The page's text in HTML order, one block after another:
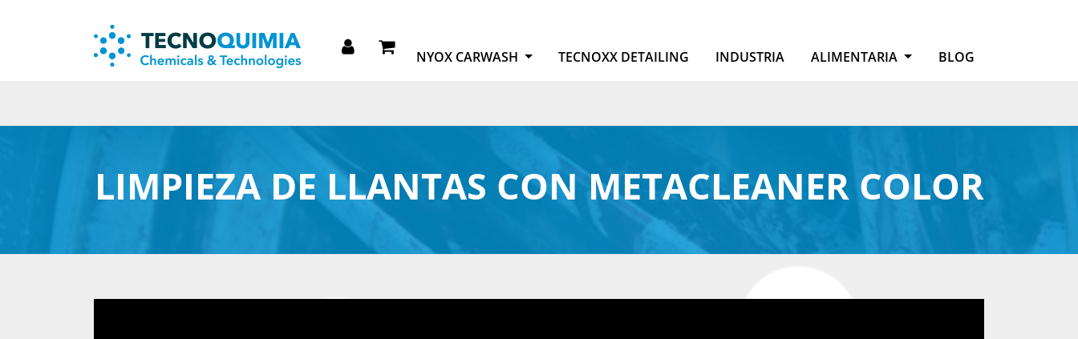
NYOX CARWASH TECNOXX DETAILING INDUSTRIA ALIMENTARIA BLOG
LIMPIEZA DE LLANTAS CON METACLEANER COLOR